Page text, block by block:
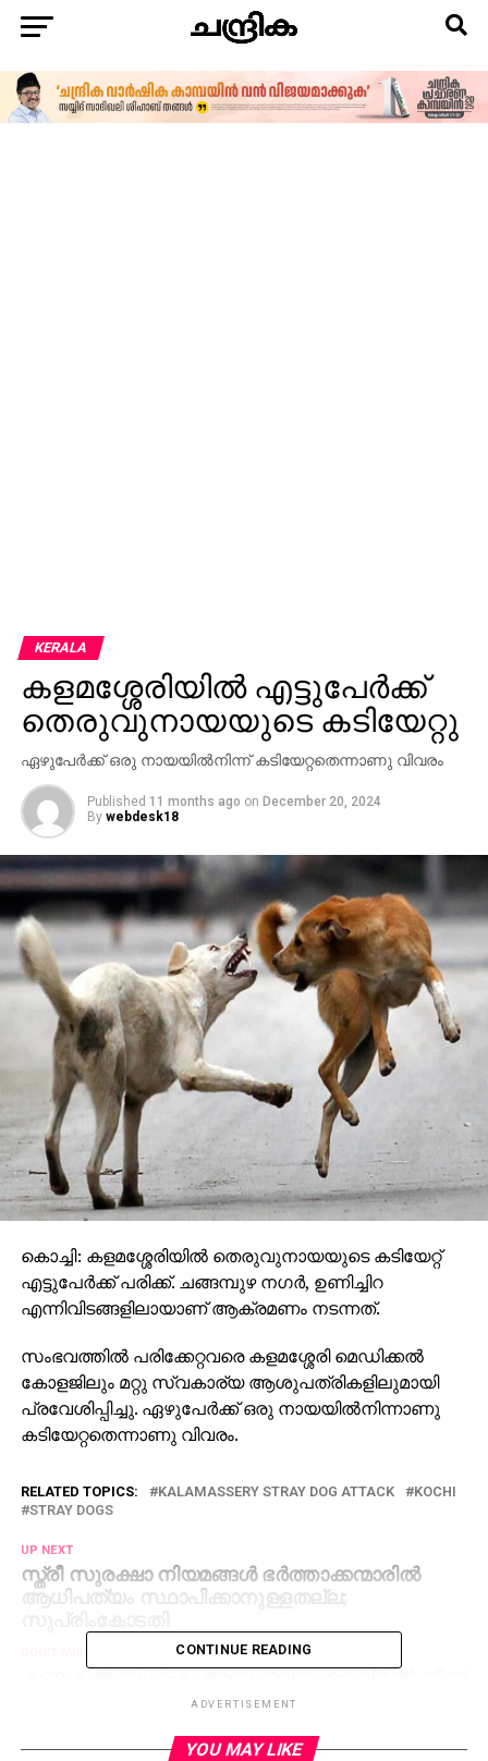
KERALA
കളമശ്ശേരിയില്‍ എട്ടുപേര്‍ക്ക്
തെരുവുനായയുടെ കടിയേറ്റു
ഏഴുപേര്‍ക്ക് ഒരു നായയില്‍നിന്ന് കടിയേറ്റതെന്നാണു വിവരം
Published 11 months ago on December 20, 2024
By webdesk18
കൊച്ചി: കളമശ്ശേരിയില്‍ തെരുവുനായയുടെ കടിയേറ്റ്
എട്ടുപേര്‍ക്ക് പരിക്ക്. ചങ്ങമ്പുഴ നഗര്‍, ഉണിച്ചിറ
എന്നിവിടങ്ങളിലായാണ് ആക്രമണം നടന്നത്.
സംഭവത്തില്‍ പരിക്കേറ്റവരെ കളമശ്ശേരി മെഡിക്കല്‍
കോളജിലും മറ്റു സ്വകാര്യ ആശുപത്രികളിലുമായി
പ്രവേശിപ്പിച്ചു. ഏഴുപേര്‍ക്ക് ഒരു നായയില്‍നിന്നാണു
കടിയേറ്റതെന്നാണു വിവരം.
RELATED TOPICS: KALAMASSERY STRAY DOG ATTACK
KOCHI
STRAY DOGS
UP NEXT
സ്ത്രീ സുരക്ഷാ നിയമങ്ങള്‍ ഭര്‍ത്താക്കന്മാരില്‍
ആധിപത്യം സ്ഥാപിക്കാനുള്ളതല്ല;
കണ്ണൂരില്‍ സിപിഎം അനുഭാവിയുടെ വീട്ടില്‍ നിന്ന്‌
ഐസ്‌ക്രീം ബോംബുകള്‍ കണ്ടെത്തി
CONTINUE READING
ADVERTISEMENT
YOU MAY LIKE